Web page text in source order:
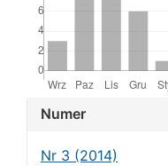
Article
Details
Numer
Nr 3 (2014)